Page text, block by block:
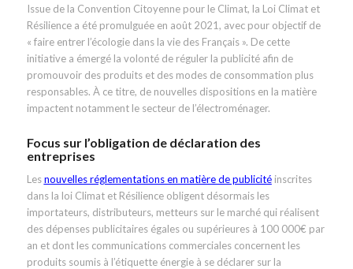
Issue de la Convention Citoyenne pour le Climat, la Loi Climat et
Résilience a été promulguée en août 2021, avec pour objectif de
« faire entrer l’écologie dans la vie des Français ». De cette
initiative a émergé la volonté de réguler la publicité afin de
promouvoir des produits et des modes de consommation plus
responsables. À ce titre, de nouvelles dispositions en la matière
impactent notamment le secteur de l’électroménager.
Focus sur l’obligation de déclaration des
entreprises
Lesnouvelles réglementations en matière de publicitéinscrites
dans la loi Climat et Résilience obligent désormais les
importateurs, distributeurs, metteurs sur le marché qui réalisent
des dépenses publicitaires égales ou supérieures à 100 000€ par
an et dont les communications commerciales concernent les
produits soumis à l’étiquette énergie à se déclarer sur la